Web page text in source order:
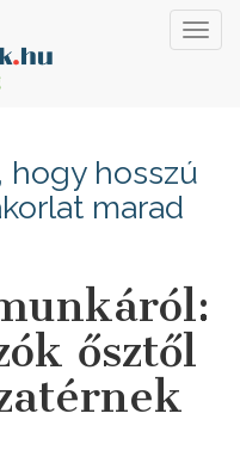
hogy hosszú
marad
ősztől